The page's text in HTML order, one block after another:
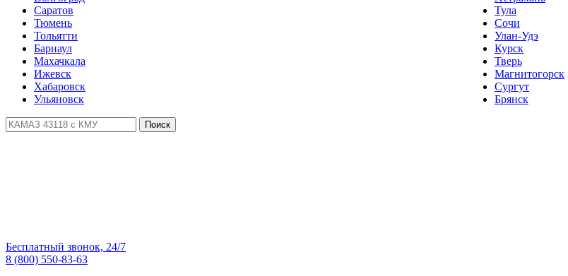
Саратов
Тюмень
Тольятти
Барнаул
Махачкала
Ижевск
Хабаровск
Ульяновск
Тула
Сочи
Улан-Удэ
Курск
Тверь
Магнитогорск
Сургут
Брянск
Поиск
Бесплатный звонок, 24/7
8 (800) 550-83-63